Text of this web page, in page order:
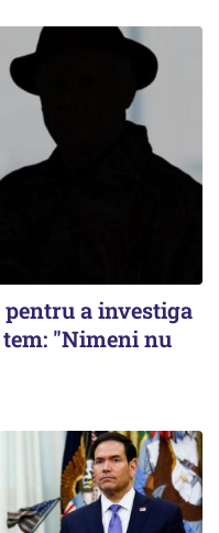
a investiga
"Nimeni nu